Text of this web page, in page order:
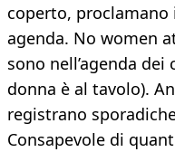
coperto, proclamano
agenda. No women
sono nell’agenda
donna è al tavolo).
registrano
Consapevole di